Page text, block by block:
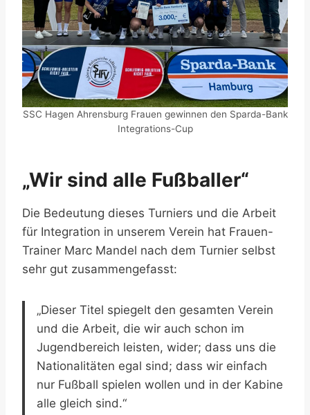
SSC Hagen Ahrensburg Frauen gewinnen den Sparda-Bank
Integrations-Cup
„Wir sind alle Fußballer“
Die Bedeutung dieses Turniers und die Arbeit
für Integration in unserem Verein hat Frauen-
Trainer Marc Mandel nach dem Turnier selbst
sehr gut zusammengefasst:
„Dieser Titel spiegelt den gesamten Verein
und die Arbeit, die wir auch schon im
Jugendbereich leisten, wider; dass uns die
Nationalitäten egal sind; dass wir einfach
nur Fußball spielen wollen und in der Kabine
alle gleich sind.“